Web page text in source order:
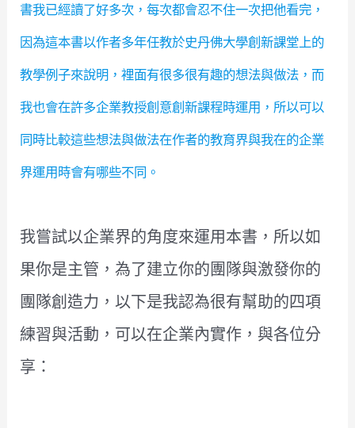
書我已經讀了好多次，每次都會忍不住一次把他看完，
因為這本書以作者多年任教於史丹佛大學創新課堂上的
教學例子來說明，裡面有很多很有趣的想法與做法，而
我也會在許多企業教授創意創新課程時運用，所以可以
同時比較這些想法與做法在作者的教育界與我在的企業
界運用時會有哪些不同。
我嘗試以企業界的角度來運用本書，所以如
果你是主管，為了建立你的團隊與激發你的
團隊創造力，以下是我認為很有幫助的四項
練習與活動，可以在企業內實作，與各位分
享：